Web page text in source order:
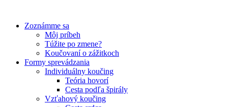
obsah
Zoznámme sa
Môj príbeh
Túžite po zmene?
Koučovaní o zážitkoch
Formy sprevádzania
Individuálny koučing
Teória hovorí
Cesta podľa špirály
Vzťahový koučing